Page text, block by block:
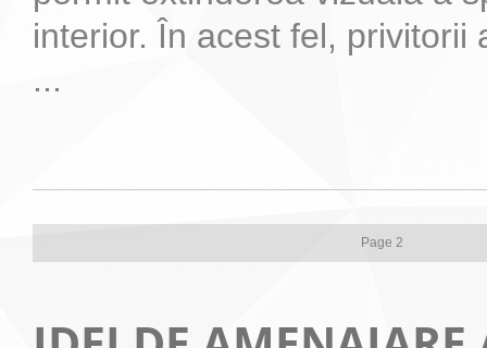
interior. În acest fel, privitorii
...
Page 2